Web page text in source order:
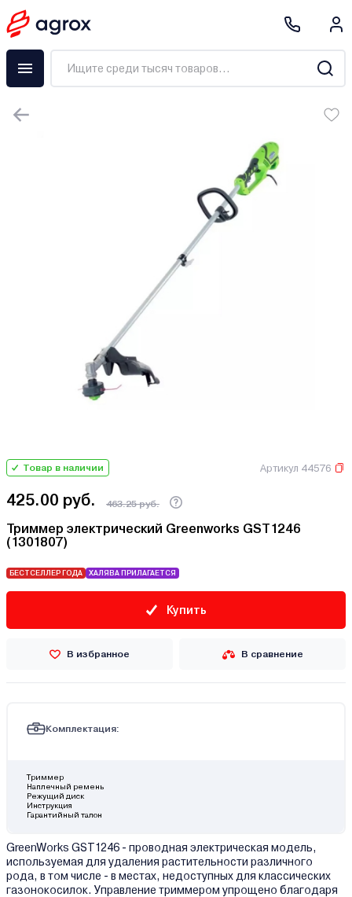
Товар в наличии Артикул 44576
425.00 руб. 463.25 руб.
Триммер электрический Greenworks GST1246
(1301807)
БЕСТСЕЛЛЕР ГОДА ХАЛЯВА ПРИЛАГАЕТСЯ
Купить
В избранное В сравнение
Комплектация:
Триммер
Наплечный ремень
Режущий диск
Инструкция
Гарантийный талон
GreenWorks GST1246 - проводная электрическая модель,
используемая для удаления растительности различного
рода, в том числе - в местах, недоступных для классических
газонокосилок. Управление триммером упрощено благодаря